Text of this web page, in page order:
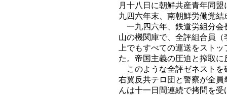
月十八日に朝鮮共産青年同
九四六年末、南朝鮮労働党結
一九四六年、鉄道労組分会
山の機関庫で、全評組合員
上でもすべての運送をスト
た。帝国主義の圧迫と搾取
このような全評ゼネストを
右翼反共テロ団と警察が全
んは十一日間連続で拷問を